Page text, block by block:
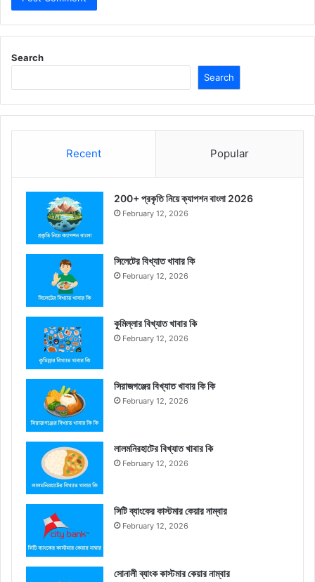
Search
Search
Recent Popular
200+ প্রকৃতি নিয়ে ক্যাপশন বাংলা 2026
February 12, 2026
সিলেটের বিখ্যাত খাবার কি
February 12, 2026
কুমিল্লার বিখ্যাত খাবার কি
February 12, 2026
সিরাজগঞ্জের বিখ্যাত খাবার কি কি
February 12, 2026
লালমনিরহাটের বিখ্যাত খাবার কি
February 12, 2026
সিটি ব্যাংকের কাস্টমার কেয়ার নাম্বার
February 12, 2026
সোনালী ব্যাংক কাস্টমার কেয়ার নাম্বার